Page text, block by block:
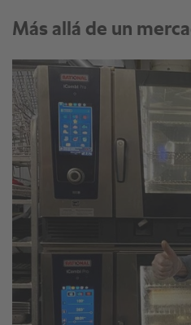
Más allá de un